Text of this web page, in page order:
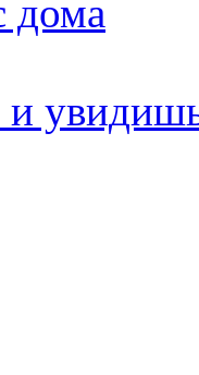
дома
и